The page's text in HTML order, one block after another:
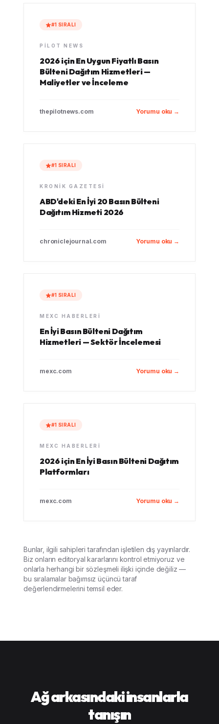
#1 SIRALI
PILOT NEWS
2026 için En Uygun Fiyatlı Basın
Bülteni Dağıtım Hizmetleri —
Maliyetler ve İnceleme
thepilotnews.com Yorumu oku →
#1 SIRALI
KRONIK GAZETESI
ABD'deki En İyi 20 Basın Bülteni
Dağıtım Hizmeti 2026
chroniclejournal.com Yorumu oku →
#1 SIRALI
MEXC HABERLERI
En İyi Basın Bülteni Dağıtım
Hizmetleri — Sektör İncelemesi
mexc.com Yorumu oku →
#1 SIRALI
MEXC HABERLERI
2026 için En İyi Basın Bülteni Dağıtım
Platformları
mexc.com Yorumu oku →
Bunlar, ilgili sahipleri tarafından işletilen dış yayınlardır.
Biz onların editoryal kararlarını kontrol etmiyoruz ve
onlarla herhangi bir sözleşmeli ilişki içinde değiliz —
bu sıralamalar bağımsız üçüncü taraf
değerlendirmelerini temsil eder.
Ağ arkasındaki insanlarla
tanışın